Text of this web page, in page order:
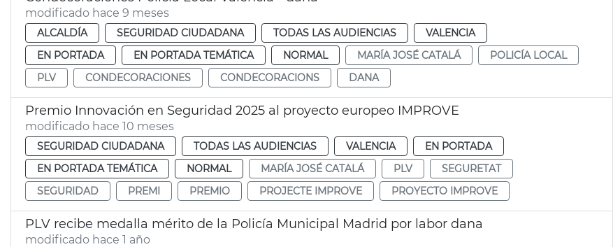
modificado hace 9 meses
ALCALDÍA SEGURIDAD CIUDADANA TODAS LAS AUDIENCIAS
VALENCIA
EN PORTADA
EN PORTADA TEMÁTICA NORMAL MARÍA JOSÉ CATALÁ
POLICÍA LOCAL
PLV
CONDECORACIONES CONDECORACIONS DANA
Premio Innovación en Seguridad 2025 al proyecto europeo IMPROVE
modificado hace 10 meses
SEGURIDAD CIUDADANA TODAS LAS AUDIENCIAS VALENCIA
EN PORTADA
EN PORTADA TEMÁTICA
NORMAL MARÍA JOSÉ CATALÁ PLV
SEGURETAT
SEGURIDAD
PREMI PREMIO PROJECTE IMPROVE PROYECTO IMPROVE
PLV recibe medalla mérito de la Policía Municipal Madrid por labor dana
modificado hace 1 año